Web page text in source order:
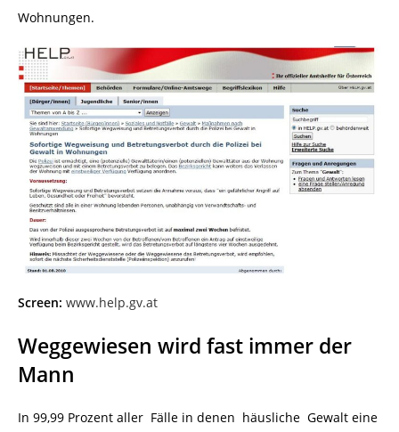
Wohnungen.
Screen: www.help.gv.at
Weggewiesen wird fast immer der
Mann
In 99,99 Prozent aller Fälle in denen häusliche Gewalt eine